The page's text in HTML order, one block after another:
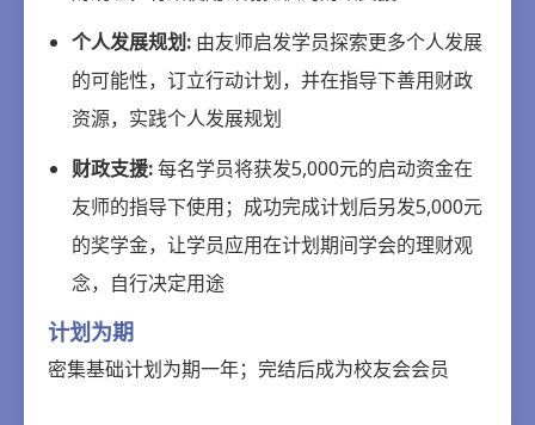
个人发展规划: 由友师启发学员探索更多个人发展
的可能性，订立行动计划，并在指导下善用财政
资源，实践个人发展规划
财政支援:每名学员将获发5,000元的启动资金在
友师的指导下使用；成功完成计划后另发5,000元
的奖学金，让学员应用在计划期间学会的理财观
念，自行决定用途
计划为期
密集基础计划为期一年；完结后成为校友会会员